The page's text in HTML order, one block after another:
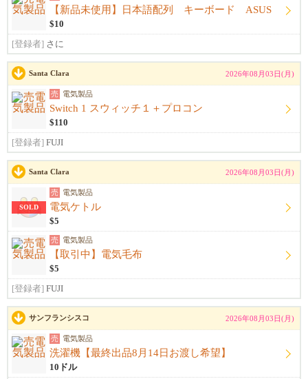
【新品未使用】日本語配列 キーボード ASUS
$10
[登録者] さに
Santa Clara 2026年08月03日(月)
売 電気製品
Switch 1 スウィッチ１＋プロコン
$110
[登録者] FUJI
Santa Clara 2026年08月03日(月)
SOLD
売 電気製品
電気ケトル
$5
売 電気製品
【取引中】電気毛布
$5
[登録者] FUJI
サンフランシスコ 2026年08月03日(月)
売 電気製品
洗濯機【最終出品8月14日お渡し希望】
10ドル